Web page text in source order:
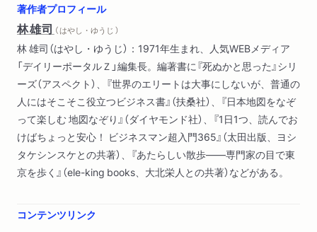
測ろう
メモを取ろう
「面白がり」が上手くなる心構え
パート３ 「面白い」のふくらませ方
違和感をずらす
ずらすだけがすべてじゃない
違和感を熟成させる
ルールを知ると、型を破れる
自分が楽しいことをしよう
著作者プロフィール
林雄司 （ はやし・ゆうじ ）
林 雄司（はやし・ゆうじ）：1971年生まれ、人気WEBメディア
「デイリーポータルＺ」編集長。編著書に『死ぬかと思った』シリ
ーズ（アスペクト）、『世界のエリートは大事にしないが、普通の
人にはそこそこ役立つビジネス書』（扶桑社）、『日本地図をなぞ
って楽しむ 地図なぞり』（ダイヤモンド社）、『1日1つ、読んでお
けばちょっと安心！ ビジネスマン超入門365』（太田出版、ヨシ
タケシンスケとの共著）、『あたらしい散歩――専門家の目で東
京を歩く』（ele-king books、大北栄人との共著）などがある。
コンテンツリンク